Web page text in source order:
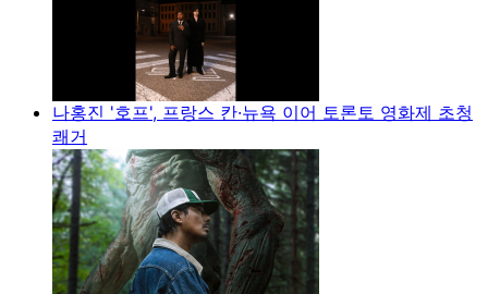
나홍진 '호프', 프랑스 칸·뉴욕 이어 토론토 영화제 초청
쾌거